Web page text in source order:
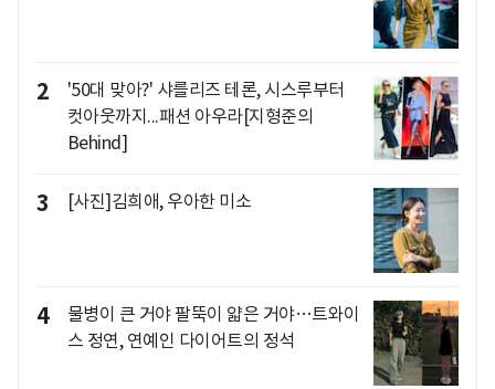
2
'50대 맞아?' 샤를리즈 테론, 시스루부터
컷아웃까지...패션 아우라[지형준의
Behind]
3 [사진]김희애, 우아한 미소
4
물병이 큰 거야 팔뚝이 얇은 거야…트와이
스 정연, 연예인 다이어트의 정석